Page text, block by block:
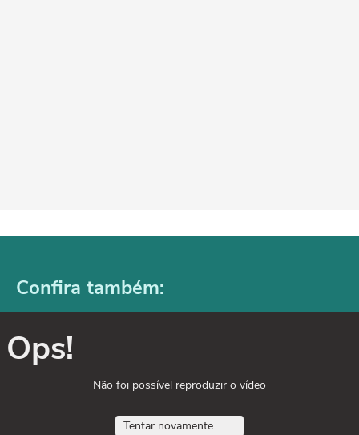
Confira também:
Ops!
Não foi possível reproduzir o vídeo
Tentar novamente